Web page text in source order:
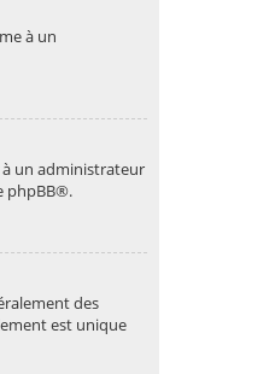
à un
à un administrateur
phpBB®.
des
est unique